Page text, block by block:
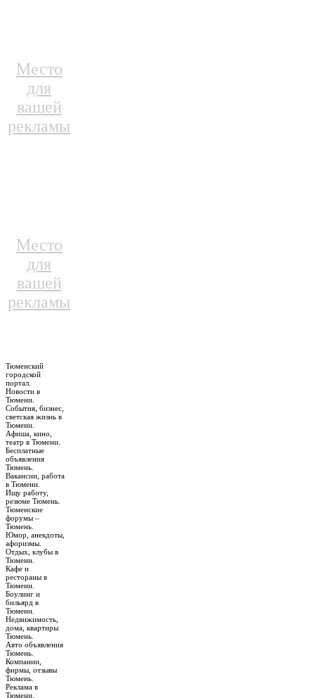
Место
для
вашей
рекламы
Место
для
вашей
рекламы
Тюменский
городской
портал.
Новости в
Тюмени.
События, бизнес,
светская жизнь в
Тюмени.
Афиша, кино,
театр в Тюмени.
Бесплатные
объявления
Тюмень.
Вакансии, работа
в Тюмени.
Ищу работу,
резюме Тюмень.
Тюменские
форумы –
Тюмень.
Юмор, анекдоты,
афоризмы.
Отдых, клубы в
Тюмени.
Кафе и
рестораны в
Тюмени.
Боулинг и
бильярд в
Тюмени.
Недвижимость,
дома, квартиры
Тюмень.
Авто объявления
Тюмень.
Компании,
фирмы, отзывы
Тюмень.
Реклама в
Тюмени.